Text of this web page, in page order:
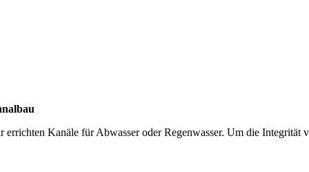
errichten Kanäle für Abwasser oder Regenwasser. Um die